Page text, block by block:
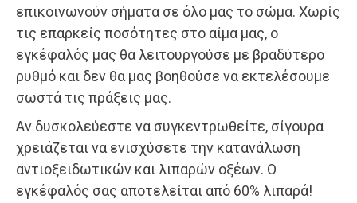
επικοινωνούν σήματα σε όλο μας το σώμα. Χωρίς
τις επαρκείς ποσότητες στο αίμα μας, ο
εγκέφαλός μας θα λειτουργούσε με βραδύτερο
ρυθμό και δεν θα μας βοηθούσε να εκτελέσουμε
σωστά τις πράξεις μας.
Αν δυσκολεύεστε να συγκεντρωθείτε, σίγουρα
χρειάζεται να ενισχύσετε την κατανάλωση
αντιοξειδωτικών και λιπαρών οξέων. Ο
εγκέφαλός σας αποτελείται από 60% λιπαρά!